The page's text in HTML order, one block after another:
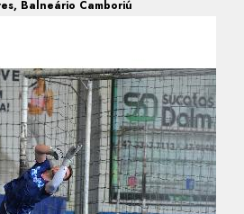
Balneário Camboriú